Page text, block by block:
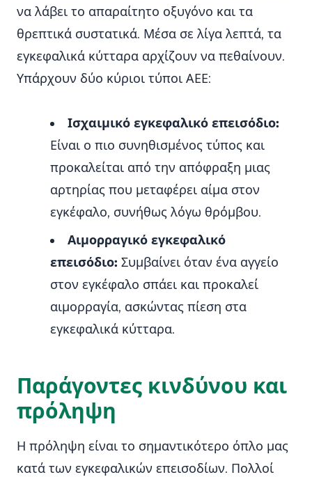
να λάβει το απαραίτητο οξυγόνο και τα
θρεπτικά συστατικά. Μέσα σε λίγα λεπτά, τα
εγκεφαλικά κύτταρα αρχίζουν να πεθαίνουν.
Υπάρχουν δύο κύριοι τύποι ΑΕΕ:
Ισχαιμικό εγκεφαλικό επεισόδιο:
Είναι ο πιο συνηθισμένος τύπος και
προκαλείται από την απόφραξη μιας
αρτηρίας που μεταφέρει αίμα στον
εγκέφαλο, συνήθως λόγω θρόμβου.
Αιμορραγικό εγκεφαλικό
επεισόδιο: Συμβαίνει όταν ένα αγγείο
στον εγκέφαλο σπάει και προκαλεί
αιμορραγία, ασκώντας πίεση στα
εγκεφαλικά κύτταρα.
Παράγοντες κινδύνου και
πρόληψη
Η πρόληψη είναι το σημαντικότερο όπλο μας
κατά των εγκεφαλικών επεισοδίων. Πολλοί